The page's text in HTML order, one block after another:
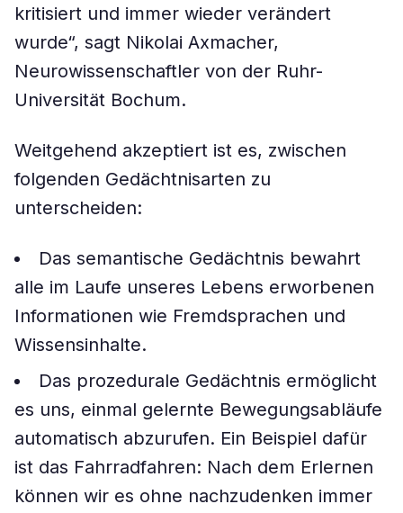
kritisiert und immer wieder verändert
wurde“, sagt Nikolai Axmacher,
Neurowissenschaftler von der Ruhr-
Universität Bochum.
Weitgehend akzeptiert ist es, zwischen
folgenden Gedächtnisarten zu
unterscheiden:
Das semantische Gedächtnis bewahrt
alle im Laufe unseres Lebens erworbenen
Informationen wie Fremdsprachen und
Wissensinhalte.
Das prozedurale Gedächtnis ermöglicht
es uns, einmal gelernte Bewegungsabläufe
automatisch abzurufen. Ein Beispiel dafür
ist das Fahrradfahren: Nach dem Erlernen
können wir es ohne nachzudenken immer